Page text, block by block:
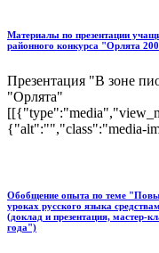
Материалы по презентации
районного конкурса "Орлята
Презентация "В зоне
"Орлята"
{"alt":"","class":"media-
Обобщение опыта по теме
уроках русского языка
(доклад и презентация, мастер-
года")